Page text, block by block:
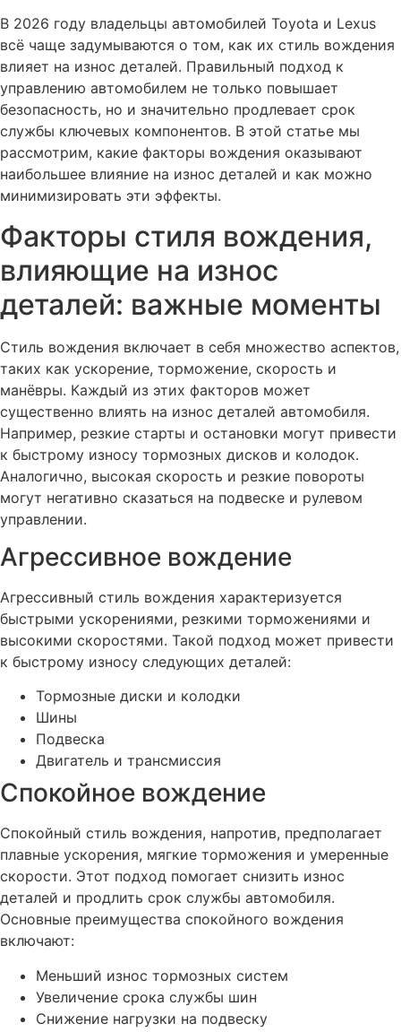
В 2026 году владельцы автомобилей Toyota и Lexus
всё чаще задумываются о том, как их стиль вождения
влияет на износ деталей. Правильный подход к
управлению автомобилем не только повышает
безопасность, но и значительно продлевает срок
службы ключевых компонентов. В этой статье мы
рассмотрим, какие факторы вождения оказывают
наибольшее влияние на износ деталей и как можно
минимизировать эти эффекты.
Факторы стиля вождения,
влияющие на износ
деталей: важные моменты
Стиль вождения включает в себя множество аспектов,
таких как ускорение, торможение, скорость и
манёвры. Каждый из этих факторов может
существенно влиять на износ деталей автомобиля.
Например, резкие старты и остановки могут привести
к быстрому износу тормозных дисков и колодок.
Аналогично, высокая скорость и резкие повороты
могут негативно сказаться на подвеске и рулевом
управлении.
Агрессивное вождение
Агрессивный стиль вождения характеризуется
быстрыми ускорениями, резкими торможениями и
высокими скоростями. Такой подход может привести
к быстрому износу следующих деталей:
Тормозные диски и колодки
Шины
Подвеска
Двигатель и трансмиссия
Спокойное вождение
Спокойный стиль вождения, напротив, предполагает
плавные ускорения, мягкие торможения и умеренные
скорости. Этот подход помогает снизить износ
деталей и продлить срок службы автомобиля.
Основные преимущества спокойного вождения
включают:
Меньший износ тормозных систем
Увеличение срока службы шин
Снижение нагрузки на подвеску